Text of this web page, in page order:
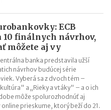
tlačiva v roku 2026
ECB
10 finálnych návrhov,
môžete aj vy
banka predstavila užší
návrhov budúcej série
Vyberá sa z dvoch tém –
a „Rieky a vtáky" – a o ich
môže spolurozhodnúť aj
prieskume, ktorý beží do 21.